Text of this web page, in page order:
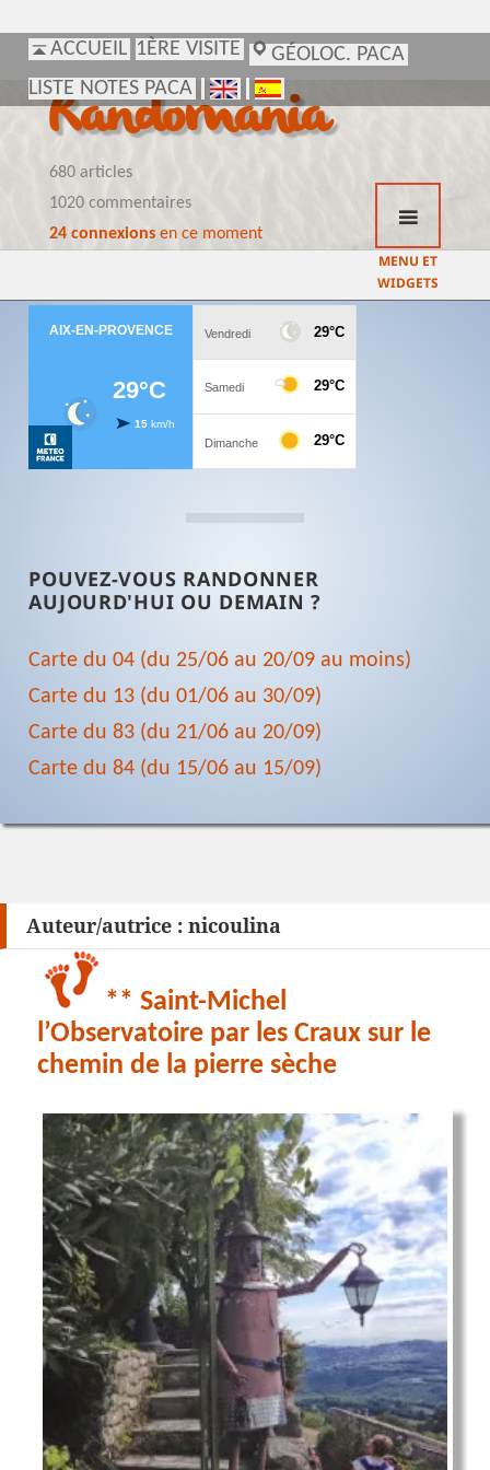
ACCUEIL 1ÈRE VISITE
GÉOLOC. PACA
LISTE NOTES PACA
Randomania
680 articles
1020 commentaires
24 connexionsen ce moment
MENU ET
WIDGETS
POUVEZ-VOUS RANDONNER
AUJOURD'HUI OU DEMAIN ?
Carte du 04 (du 25/06 au 20/09 au moins)
Carte du 13 (du 01/06 au 30/09)
Carte du 83 (du 21/06 au 20/09)
Carte du 84 (du 15/06 au 15/09)
ACCUEIL 1ÈRE VISITE
GÉOLOC. PACA
LISTE NOTES PACA
Auteur/autrice : nicoulina
** Saint-Michel
l’Observatoire par les Craux sur le
chemin de la pierre sèche